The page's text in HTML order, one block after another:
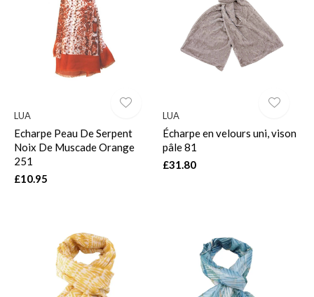
LUA
Echarpe Peau De Serpent
Noix De Muscade Orange
251
£10.95
LUA
Écharpe en velours uni, vison
pâle 81
£31.80